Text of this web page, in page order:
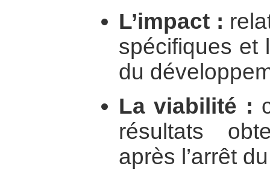
L’impact :
spécifiques et
du
La viabilité :
résultats
après l’arrêt